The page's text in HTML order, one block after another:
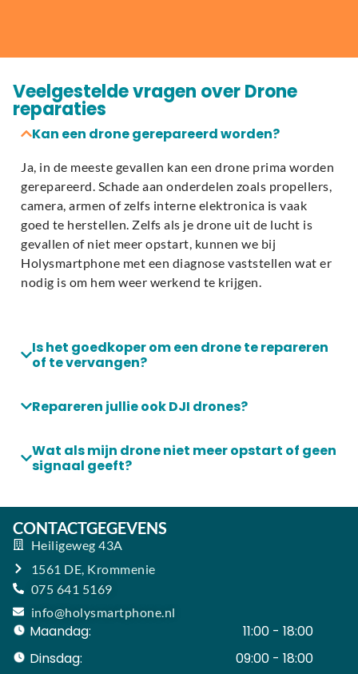
Veelgestelde vragen over Drone
reparaties
Kan een drone gerepareerd worden?
Ja, in de meeste gevallen kan een drone prima worden
gerepareerd. Schade aan onderdelen zoals propellers,
camera, armen of zelfs interne elektronica is vaak
goed te herstellen. Zelfs als je drone uit de lucht is
gevallen of niet meer opstart, kunnen we bij
Holysmartphone met een diagnose vaststellen wat er
nodig is om hem weer werkend te krijgen.
Is het goedkoper om een drone te repareren
of te vervangen?
Repareren jullie ook DJI drones?
Wat als mijn drone niet meer opstart of geen
signaal geeft?
CONTACTGEGEVENS
Heiligeweg 43A
1561 DE, Krommenie
075 641 5169
info@holysmartphone.nl
Maandag:
11:00 - 18:00
Dinsdag:
09:00 - 18:00